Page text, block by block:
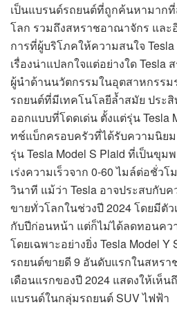
เป็นแบรนด์รถยนต์ที่ถูกค้นหามาก
โลก รวมถึงสหราชอาณาจักร และ
การที่ผู้บริโภคให้ความสนใจ
เรื่องน่าแปลกใจแต่อย่างใด Tesla
ผู้นำด้านนวัตกรรมในอุตสาหกรรม
รถยนต์ที่มีเทคโนโลยีล้ำสมัย ประ
ออกแบบที่โดดเด่น ตั้งแต่รุ่น Tesla
ทช์แบ็กครอบครัวที่ได้รับความนิย
รุ่น Tesla Model S Plaid ที่เป็นขุ
เร่งความเร็วจาก 0-60 ไมล์ต่อชั่วโ
วินาที แม้ว่า Tesla อาจประสบกับ
ขายทั่วโลกในช่วงปี 2024 โดยมีตัว
กับปีก่อนหน้า แต่ก็ไม่ได้ลดทอนคว
โดยเฉพาะอย่างยิ่ง Tesla Model
รถยนต์ขายดี 9 อันดับแรกในสหรา
เดือนแรกของปี 2024 แสดงให้เห็
แบรนด์ในกลุ่มรถยนต์ SUV ไฟฟ้า